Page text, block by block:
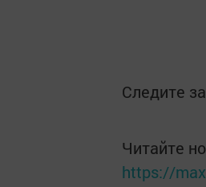
Следите
Читайте
https://